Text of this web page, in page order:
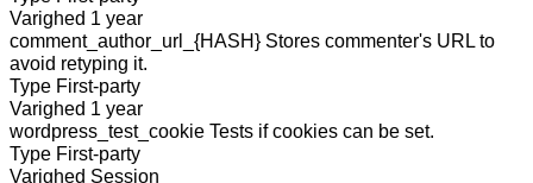
Varighed 1 year
comment_author_url_{HASH} Stores commenter's URL to
avoid retyping it.
Type First-party
Varighed 1 year
wordpress_test_cookie Tests if cookies can be set.
Type First-party
Varighed Session